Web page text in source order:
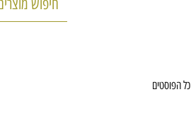
כל הפוסטים